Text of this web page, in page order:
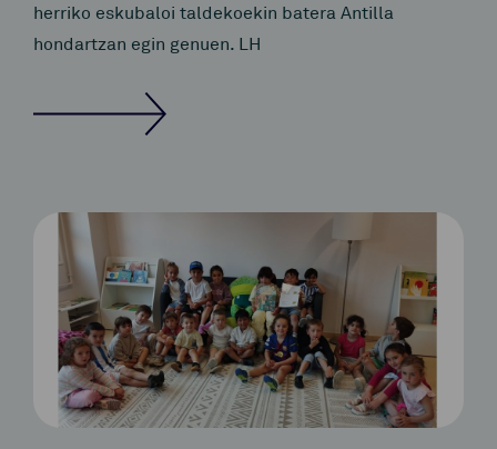
herriko eskubaloi taldekoekin batera Antilla
hondartzan egin genuen. LH